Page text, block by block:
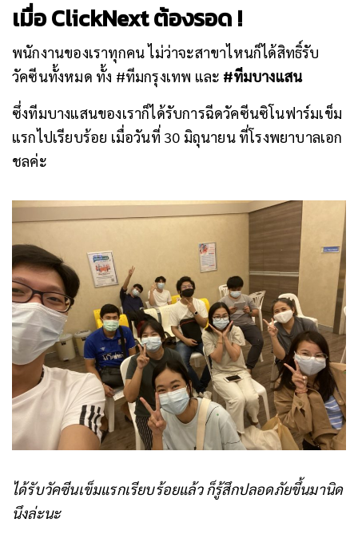
เมื่อ ClickNext ต้องรอด !
พนักงานของเราทุกคน ไม่ว่าจะสาขาไหนก็ได้สิทธิ์รับ
วัคซีนทั้งหมด ทั้ง #ทีมกรุงเทพ และ #ทีมบางแสน
ซึ่งทีมบางแสนของเราก็ได้รับการฉีดวัคซีนซิโนฟาร์มเข็ม
แรกไปเรียบร้อย เมื่อวันที่ 30 มิถุนายน ที่โรงพยาบาลเอก
ชลค่ะ
ได้รับวัคซีนเข็มแรกเรียบร้อยแล้ว ก็รู้สึกปลอดภัยขึ้นมานิด
นึงล่ะนะ